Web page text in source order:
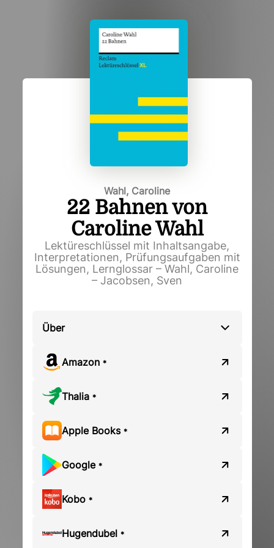
Wahl, Caroline
22 Bahnen von
Caroline Wahl
Lektüreschlüssel mit Inhaltsangabe,
Interpretationen, Prüfungsaufgaben mit
Lösungen, Lernglossar – Wahl, Caroline
– Jacobsen, Sven
Über
Amazon *
Thalia *
Apple Books *
Google *
Kobo *
Hugendubel *